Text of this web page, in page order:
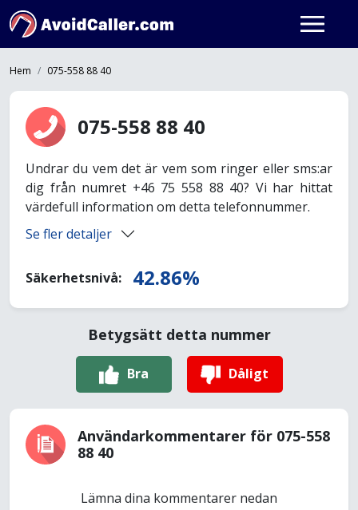
Hem 075-558 88 40
075-558 88 40
Undrar du vem det är vem som ringer eller sms:ar
dig från numret +46 75 558 88 40? Vi har hittat
värdefull information om detta telefonnummer.
Se fler detaljer
Säkerhetsnivå: 42.86%
Betygsätt detta nummer
Bra Dåligt
Användarkommentarer för 075-558
88 40
Lämna dina kommentarer nedan